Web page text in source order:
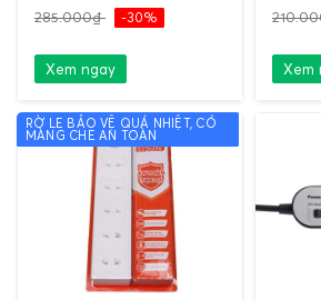
285.000₫ -30%
Xem ngay Xem
RỜ LE BẢO VỆ QUÁ NHIỆT, CÓ
MÀNG CHE AN TOÀN